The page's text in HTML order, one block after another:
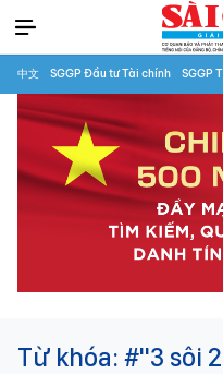
中文 SGGP Đầu tư Tài chính SGGP
Từ khóa: #"3 sôi